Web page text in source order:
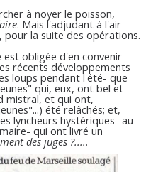
à noyer le poisson,
. Mais l'adjudant à l'air
la suite des opérations.
obligée d'en convenir -
récents développements
loups pendant l'été- que
qui, eux, ont bel et
mistral, et qui ont,
été relâchés; et,
lyncheurs hystériques -au
qui ont livré un
des juges ?.....